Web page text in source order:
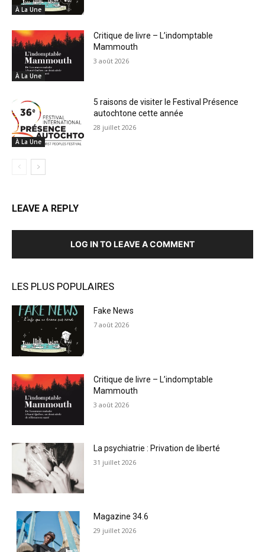
À La Une
À La Une
Critique de livre – L’indomptable
Mammouth
3 août 2026
À La Une
5 raisons de visiter le Festival Présence
autochtone cette année
28 juillet 2026
LEAVE A REPLY
LOG IN TO LEAVE A COMMENT
LES PLUS POPULAIRES
Fake News
7 août 2026
Critique de livre – L’indomptable
Mammouth
3 août 2026
La psychiatrie : Privation de liberté
31 juillet 2026
Magazine 34.6
29 juillet 2026